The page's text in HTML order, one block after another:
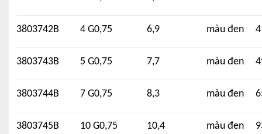
3803742B 4 G0,75 6,9 màu đen
3803743B 5 G0,75 7,7 màu đen
3803744B 7 G0,75 8,3 màu đen
3803745B 10 G0,75 10,4 màu đen